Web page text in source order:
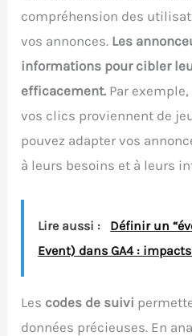
compréhension des
vos annonces. Les
informations pour cibler
efficacement. Par
vos clics proviennent de
pouvez adapter vos
à leurs besoins et à leurs
Lire aussi :
Définir un
Event) dans GA4 :
Les codes de suivi
données précieuses. En